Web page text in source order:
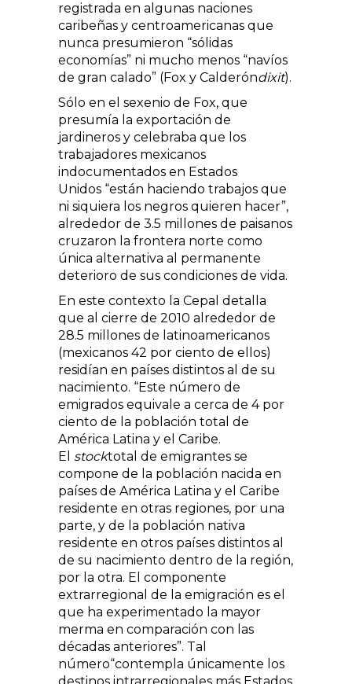
registrada en algunas naciones
caribeñas y centroamericanas que
nunca presumieron sólidas
economías ni mucho menos navíos
de gran calado
(Fox y Calderóndixit).
Sólo en el sexenio de Fox, que
presumía la exportación de
jardineros y celebraba que los
trabajadores mexicanos
indocumentados en Estados
Unidos están haciendo trabajos que
ni siquiera los negros quieren hacer ,
alrededor de 3.5 millones de paisanos
cruzaron la frontera norte como
única alternativa al permanente
deterioro de sus condiciones de vida.
En este contexto la Cepal detalla
que al cierre de 2010 alrededor de
28.5 millones de latinoamericanos
(mexicanos 42 por ciento de ellos)
residían en países distintos al de su
nacimiento. “Este número de
emigrados equivale a cerca de 4 por
ciento de la población total de
América Latina y el Caribe.
El stocktotal de emigrantes se
compone de la población nacida en
países de América Latina y el Caribe
residente en otras regiones, por una
parte, y de la población nativa
residente en otros países distintos al
de su nacimiento dentro de la región,
por la otra. El componente
extrarregional de la emigración es el
que ha experimentado la mayor
merma en comparación con las
décadas anteriores”. Tal
número contempla únicamente los